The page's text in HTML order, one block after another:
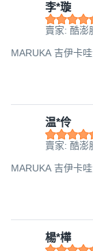
李*璇
賣家: 酷澎
MARUKA 吉伊卡
温*伶
賣家: 酷澎
MARUKA 吉伊卡
楊*樺